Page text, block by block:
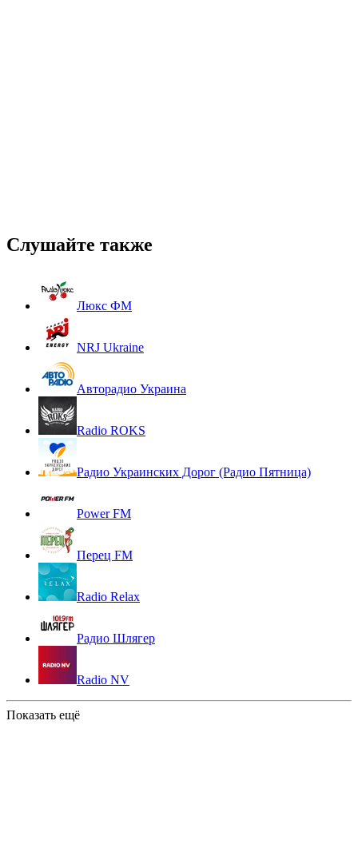
Слушайте также
Люкс ФМ
NRJ Ukraine
Авторадио Украина
Radio ROKS
Радио Украинских Дорог (Радио Пятница)
Power FM
Перец FM
Radio Relax
Радио Шлягер
Radio NV
Показать ещё